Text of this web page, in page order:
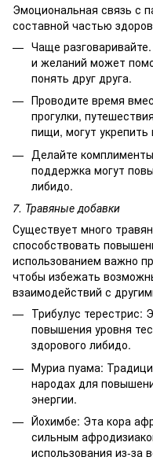
Эмоциональная связь с
составной частью
Чаще
и желаний может
понять друг друга.
Проводите время
прогулки,
пищи, могут укрепить
Делайте
поддержка могут
либидо.
7. Травяные добавки
Существует много
способствовать
использованием важно
чтобы избежать
взаимодействий с
Трибулус терестрис:
повышения уровня
здорового либидо.
Муриа пуама:
народах для
энергии.
Йохимбе: Эта кора
сильным
использования из-за